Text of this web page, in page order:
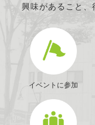
興味があること、
イベントに参加